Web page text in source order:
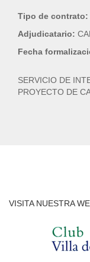
Tipo de contrato:
Adjudicatario:
Fecha
SERVICIO DE
PROYECTO DE
VISITA NUESTRA